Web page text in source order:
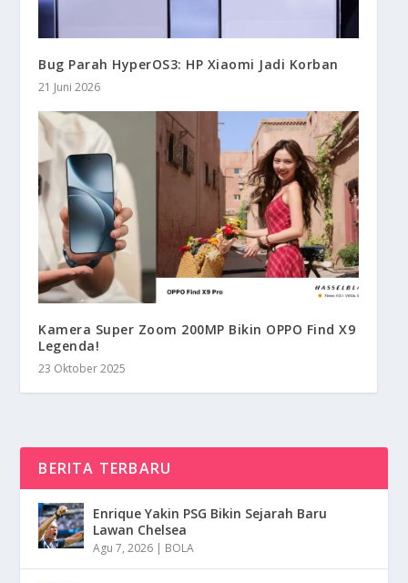
Bug Parah HyperOS3: HP Xiaomi Jadi Korban
21 Juni 2026
Kamera Super Zoom 200MP Bikin OPPO Find X9
Legenda!
23 Oktober 2025
BERITA TERBARU
Enrique Yakin PSG Bikin Sejarah Baru
Lawan Chelsea
Agu 7, 2026 | BOLA